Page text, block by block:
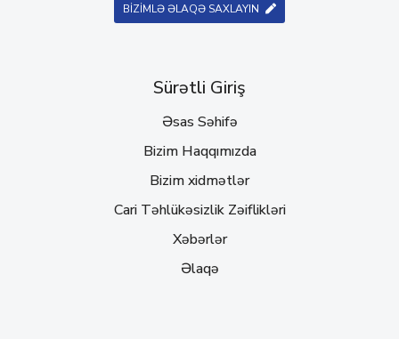
BİZİMLƏ ƏLAQƏ SAXLAYIN
Sürətli Giriş
Əsas Səhifə
Bizim Haqqımızda
Bizim xidmətlər
Cari Təhlükəsizlik Zəiflikləri
Xəbərlər
Əlaqə